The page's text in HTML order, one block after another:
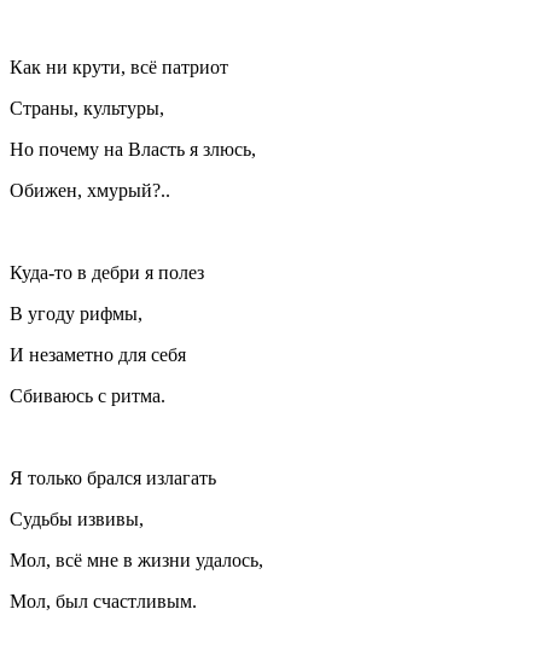
Как ни крути, всё патриот
Страны, культуры,
Но почему на Власть я злюсь,
Обижен, хмурый?..
Куда-то в дебри я полез
В угоду рифмы,
И незаметно для себя
Сбиваюсь с ритма.
Я только брался излагать
Судьбы извивы,
Мол, всё мне в жизни удалось,
Мол, был счастливым.